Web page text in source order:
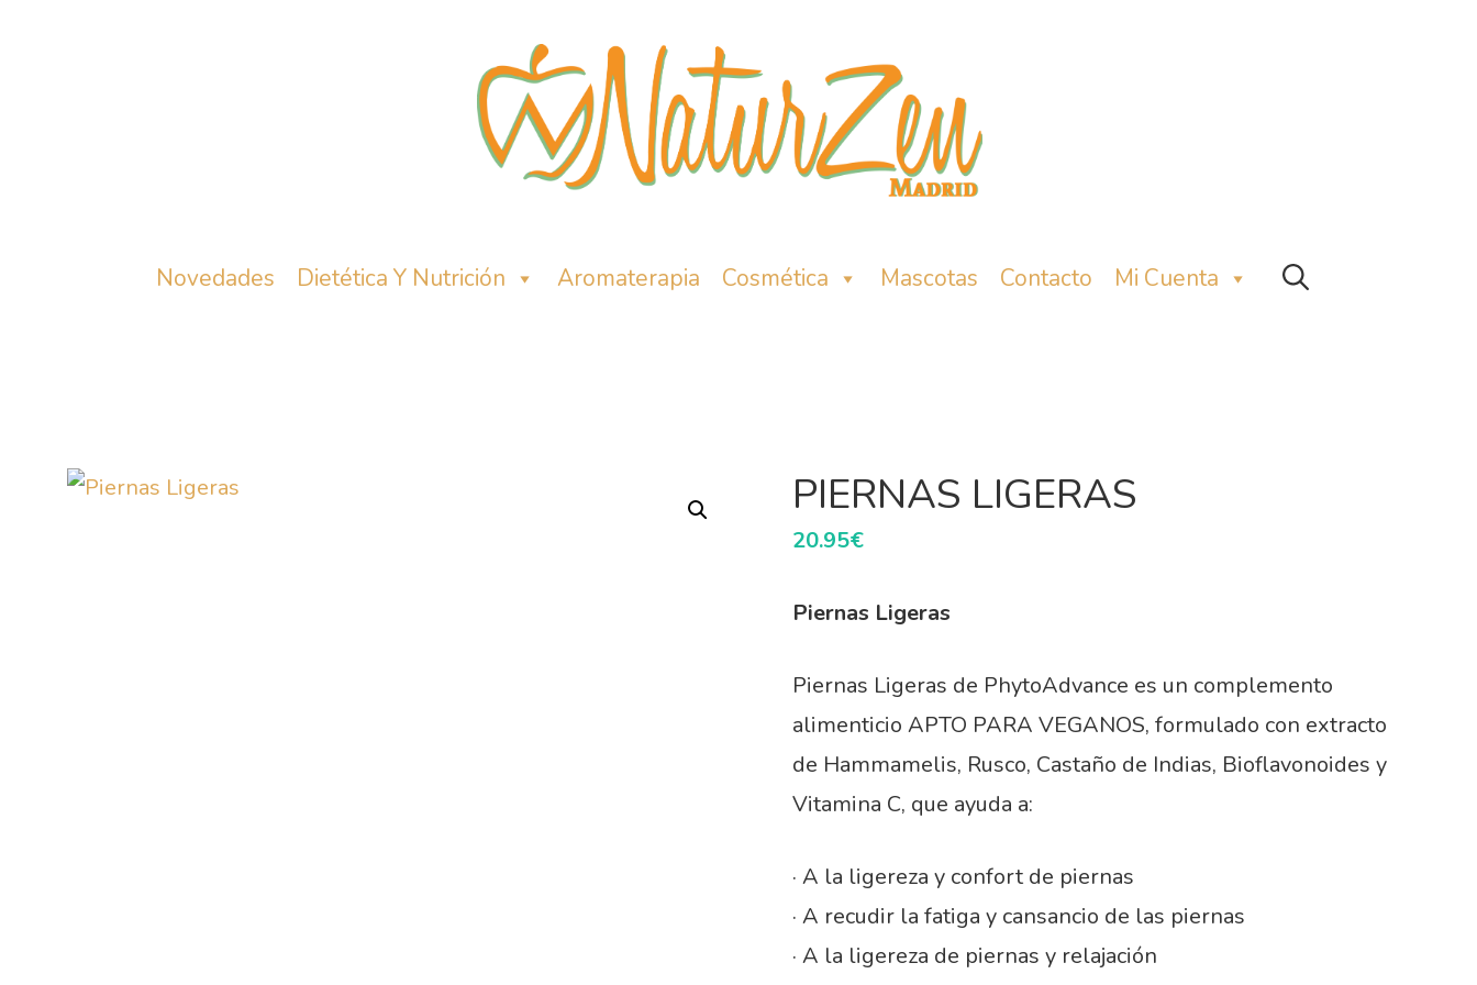
Novedades Dietética Y Nutrición Aromaterapia Cosmética Mascotas Contacto Mi Cuenta
PIERNAS LIGERAS
20.95€
Piernas Ligeras
Piernas Ligeras de PhytoAdvance es un complemento
alimenticio APTO PARA VEGANOS, formulado con extracto
de Hammamelis, Rusco, Castaño de Indias, Bioflavonoides y
Vitamina C, que ayuda a:
· A la ligereza y confort de piernas
· A recudir la fatiga y cansancio de las piernas
· A la ligereza de piernas y relajación